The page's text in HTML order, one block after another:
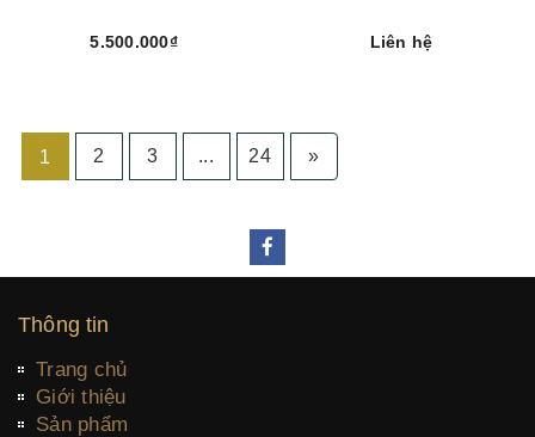
5.500.000₫ Liên hệ
1 2 3 ... 24 »
Thông tin
Trang chủ
Giới thiệu
Sản phẩm